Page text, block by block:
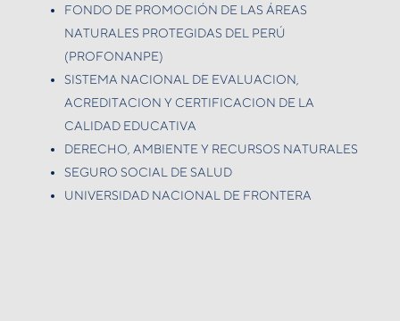
FONDO DE PROMOCIÓN DE LAS ÁREAS
NATURALES PROTEGIDAS DEL PERÚ
(PROFONANPE)
SISTEMA NACIONAL DE EVALUACION,
ACREDITACION Y CERTIFICACION DE LA
CALIDAD EDUCATIVA
DERECHO, AMBIENTE Y RECURSOS NATURALES
SEGURO SOCIAL DE SALUD
UNIVERSIDAD NACIONAL DE FRONTERA